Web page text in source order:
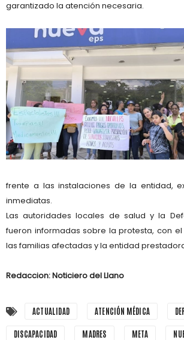
garantizado la atención necesaria.
frente a las instalaciones de la entidad,
inmediatas.
Las autoridades locales de salud y la
fueron informadas sobre la protesta, con
las familias afectadas y la entidad
Redaccion: Noticiero del Llano
ACTUALIDAD ATENCIÓN MÉDICA
DISCAPACIDAD MADRES META